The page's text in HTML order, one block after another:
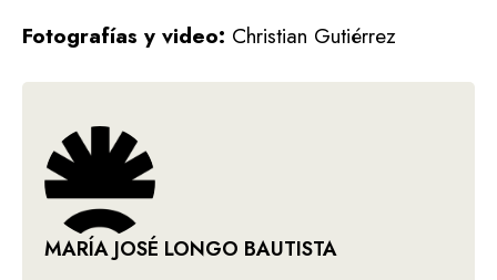
Fotografías y video: Christian Gutiérrez
MARÍA JOSÉ LONGO BAUTISTA